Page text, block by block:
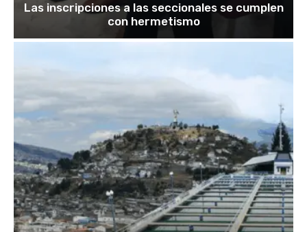
Las inscripciones a las seccionales se cumplen
con hermetismo